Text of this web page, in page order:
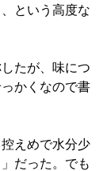
という高度な
たが、味につ
かくなので書
えめで水分少
だった。でも